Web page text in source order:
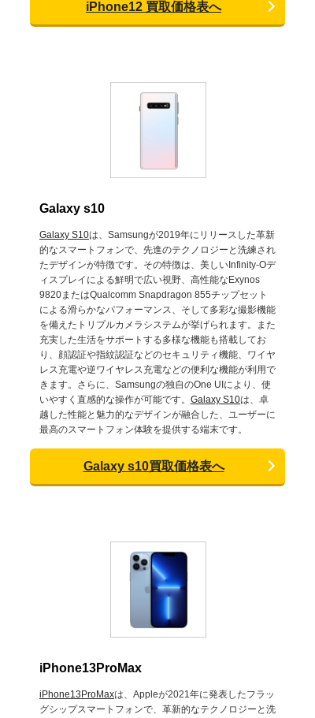
iPhone12 買取価格表へ
Galaxy s10
Galaxy S10は、Samsungが2019年にリリースした革新
的なスマートフォンで、先進のテクノロジーと洗練され
たデザインが特徴です。その特徴は、美しいInfinity-Oデ
ィスプレイによる鮮明で広い視野、高性能なExynos
9820またはQualcomm Snapdragon 855チップセット
による滑らかなパフォーマンス、そして多彩な撮影機能
を備えたトリプルカメラシステムが挙げられます。また
充実した生活をサポートする多様な機能も搭載してお
り、顔認証や指紋認証などのセキュリティ機能、ワイヤ
レス充電や逆ワイヤレス充電などの便利な機能が利用で
きます。さらに、Samsungの独自のOne UIにより、使
いやすく直感的な操作が可能です。 Galaxy S10は、卓
越した性能と魅力的なデザインが融合した、ユーザーに
最高のスマートフォン体験を提供する端末です。
Galaxy s10買取価格表へ
iPhone13ProMax
iPhone13ProMaxは、Appleが2021年に発表したフラッ
グシップスマートフォンで、革新的なテクノロジーと洗